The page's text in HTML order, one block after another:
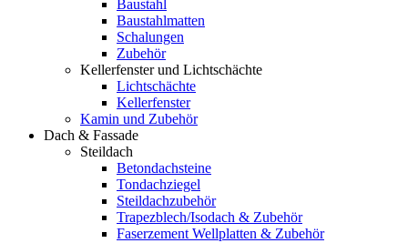
Baustahl
Baustahlmatten
Schalungen
Zubehör
Kellerfenster und Lichtschächte
Lichtschächte
Kellerfenster
Kamin und Zubehör
Dach & Fassade
Steildach
Betondachsteine
Tondachziegel
Steildachzubehör
Trapezblech/Isodach & Zubehör
Faserzement Wellplatten & Zubehör